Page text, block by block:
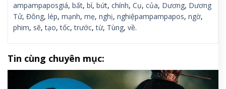
ampampaposgiá, bất, bí, bứt, chính, Cụ, của, Dương, Dương
Tử, Đông, lép, mạnh, mẹ, nghị, nghiệpampampapos, ngờ,
phim, sẽ,tạo,tốc,trước,từ, Tùng, về.
Tin cùng chuyên mục: